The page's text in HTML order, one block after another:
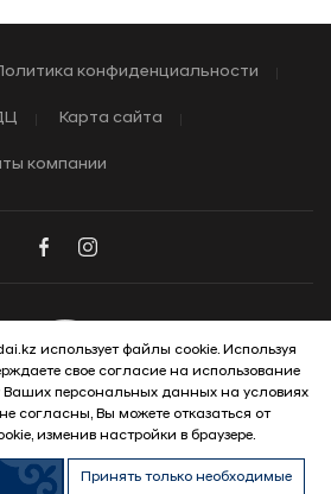
конфиденциальности
Карта сайта
компании
Hyundai Motor Company
использует файлы cookie. Используя
свое согласие на использование
Ваших персональных данных на условиях
согласны, Вы можете отказаться от
изменив настройки в браузере.
Принять только необходимые